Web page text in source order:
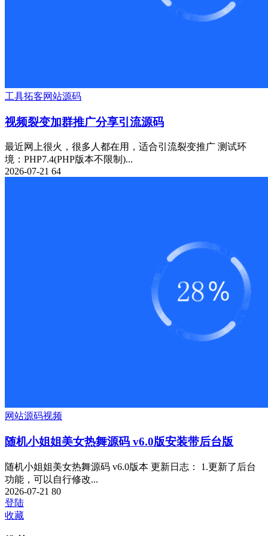
工具拓客网站源码
视频裂变加群推广分享引流源码
最近网上很火，很多人都在用，适合引流裂变推广 测试环
境：PHP7.4(PHP版本不限制)...
2026-07-21 64
网站源码视频
随机小姐姐美女热舞源码 v6.0版安装带后台版
随机小姐姐美女热舞源码 v6.0版本 更新日志： 1.更新了后台
功能，可以自行修改...
2026-07-21 80
登陆
收藏